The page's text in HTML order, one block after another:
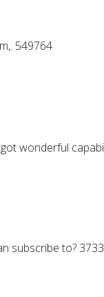
549764
wonderful
subscribe to?